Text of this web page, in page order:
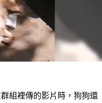
組裡傳的影片時，狗狗還